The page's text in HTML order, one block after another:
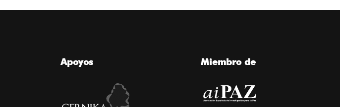
Apoyos Miembro de